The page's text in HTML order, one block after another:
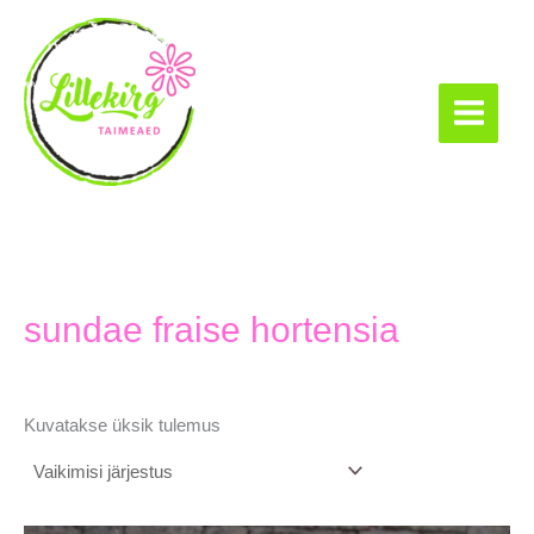
content
sundae fraise hortensia
Kuvatakse üksik tulemus